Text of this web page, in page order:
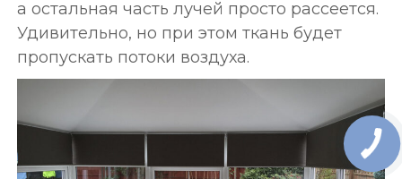
а остальная часть лучей просто рассеется.
Удивительно, но при этом ткань будет
пропускать потоки воздуха.